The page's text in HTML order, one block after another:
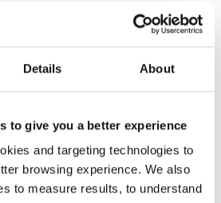
Details About
to give you a better experience
and targeting technologies to
browsing experience. We also
to measure results, to understand